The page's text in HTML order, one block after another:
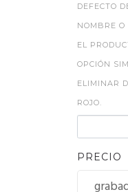
DEFECTO
NOMBRE
EL
OPCIÓN
ELIMINAR
ROJO.
PRECIO